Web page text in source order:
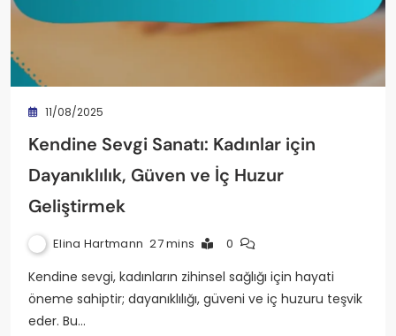
11/08/2025
Kendine Sevgi Sanatı: Kadınlar için
Dayanıklılık, Güven ve İç Huzur
Geliştirmek
Elina Hartmann 27 mins 0
Kendine sevgi, kadınların zihinsel sağlığı için hayati
öneme sahiptir; dayanıklılığı, güveni ve iç huzuru teşvik
eder. Bu…